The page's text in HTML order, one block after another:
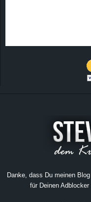
Danke, dass Du meinen
für Deinen